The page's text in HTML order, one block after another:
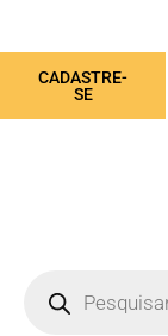
CADASTRE-
SE